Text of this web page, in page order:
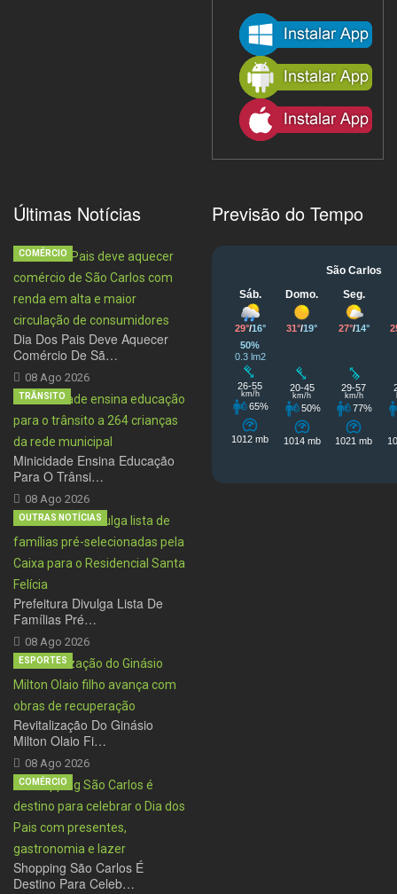
Últimas Notícias
Dia Dos Pais Deve Aquecer
Comércio De Sã…
08 Ago 2026
COMÉRCIO
Minicidade Ensina Educação
Para O Trânsi…
08 Ago 2026
TRÂNSITO
Prefeitura Divulga Lista De
Famílias Pré…
08 Ago 2026
OUTRAS NOTÍCIAS
Revitalização Do Ginásio
Milton Olaio Fi…
08 Ago 2026
ESPORTES
Shopping São Carlos É
Destino Para Celeb…
COMÉRCIO
Previsão do Tempo